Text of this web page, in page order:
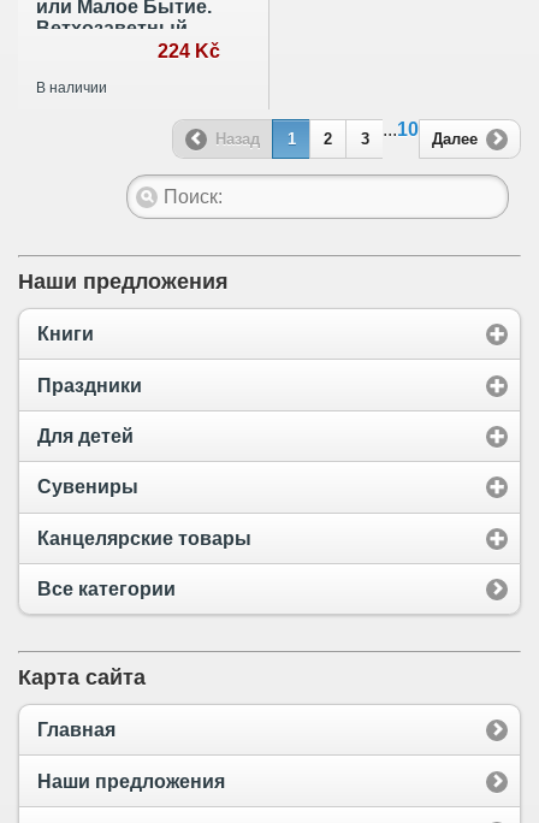
или Малое Бытие.
Ветхозаветный
224 Kč
В наличии
Назад 1 2 3
...10
Далее
Наши предложения
Книги
Праздники
Для детей
Сувениры
Канцелярские товары
Все категории
Карта сайта
Главная
Наши предложения